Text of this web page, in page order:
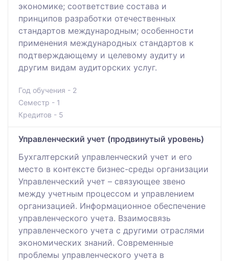
экономике; соответствие состава и
принципов разработки отечественных
стандартов международным; особенности
применения международных стандартов к
подтверждающему и целевому аудиту и
другим видам аудиторских услуг.
Год обучения - 2
Семестр - 1
Кредитов - 5
Управленческий учет (продвинутый уровень)
Бухгалтерский управленческий учет и его
место в контексте бизнес-среды организации
Управленческий учет – связующее звено
между учетным процессом и управлением
организацией. Информационное обеспечение
управленческого учета. Взаимосвязь
управленческого учета с другими отраслями
экономических знаний. Современные
проблемы управленческого учета в